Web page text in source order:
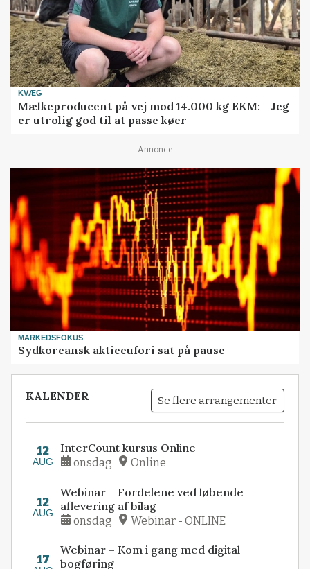
KVÆG
Mælkeproducent på vej mod 14.000 kg EKM: - Jeg
er utrolig god til at passe køer
Annonce
MARKEDSFOKUS
Sydkoreansk aktieeufori sat på pause
KALENDER Se flere arrangementer
12
AUG
InterCount kursus Online
onsdag Online
12
AUG
Webinar – Fordelene ved løbende
aflevering af bilag
onsdag Webinar - ONLINE
17
Webinar – Kom i gang med digital
bogføring